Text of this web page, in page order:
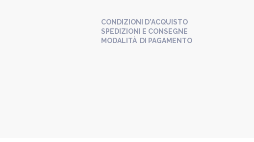
CONDIZIONI D'ACQUISTO
SPEDIZIONI E CONSEGNE
MODALITÀ DI PAGAMENTO